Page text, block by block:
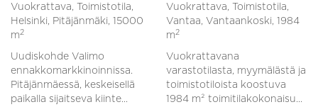
Vuokrattava, Toimistotila,
Helsinki, Pitäjänmäki, 15000
m 2
Uudiskohde Valimo
ennakkomarkkinoinnissa.
Pitäjänmäessä, keskeisellä
paikalla sijaitseva kiinte...
Vuokrattava, Toimistotila,
Vantaa, Vantaankoski, 1984
m 2
Vuokrattavana
varastotilasta, myymälästä ja
toimistotiloista koostuva
1984 m² toimitilakokonaisu...